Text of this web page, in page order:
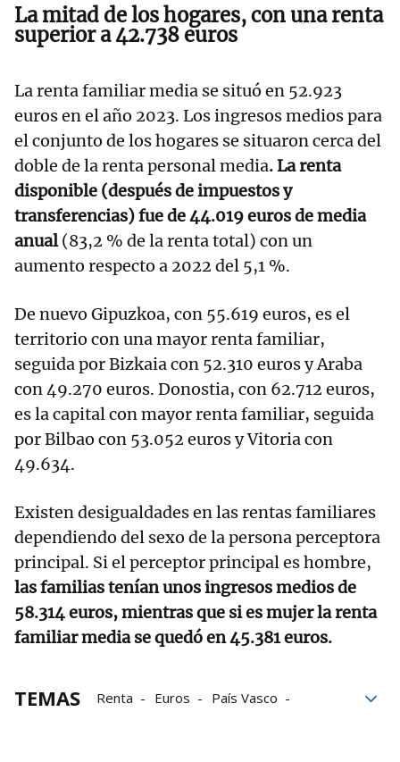
La mitad de los hogares, con una renta
superior a 42.738 euros
La renta familiar media se situó en 52.923
euros en el año 2023. Los ingresos medios para
el conjunto de los hogares se situaron cerca del
doble de la renta personal media. La renta
disponible (después de impuestos y
transferencias) fue de 44.019 euros de media
anual(83,2 % de la renta total) con un
aumento respecto a 2022 del 5,1 %.
De nuevo Gipuzkoa, con 55.619 euros, es el
territorio con una mayor renta familiar,
seguida por Bizkaia con 52.310 euros y Araba
con 49.270 euros. Donostia, con 62.712 euros,
es la capital con mayor renta familiar, seguida
por Bilbao con 53.052 euros y Vitoria con
49.634.
Existen desigualdades en las rentas familiares
dependiendo del sexo de la persona perceptora
principal. Si el perceptor principal es hombre,
las familias tenían unos ingresos medios de
58.314 euros, mientras que si es mujer la renta
familiar media se quedó en 45.381 euros.
TEMAS Renta Euros
País Vasco